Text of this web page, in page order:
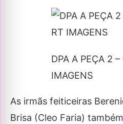
DPA A PEÇA 2
IMAGENS
As irmãs feiticeiras
Brisa (Cleo Faria)